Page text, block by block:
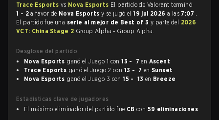
Trace Esports vs Nova Esports El partido de Valorant terminó
1 - 2 a favor de Nova Esportsy se jugó el19 jul 2026a las 7:07 .
El partido fue una serie al mejor de Best of 3 y parte del 2026
VCT: China Stage 2 Group Alpha - Group Alpha.
Desglose del partido
Nova Esports ganó el Juego 1 con13 - 7 en Ascent
Trace Esports ganó el Juego 2 con 13 - 7 enSunset
Nova Esports ganó el Juego 3 con15 - 13 en Breeze
Estadísticas clave de jugadores
El máximo eliminador del partido fue CB con 59 eliminaciones.